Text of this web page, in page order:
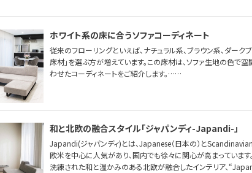
ホワイト系の床に合うソファコーディネート
従来のフローリングといえば、ナチュラル系、ブラウン系、ダー
床材」を選ぶ方が増えています。この床材は、ソファ生地の色で
わせたコーディネートをご紹介します。……
和と北欧の融合スタイル「ジャパンディ-Japandi-」
Japandi(ジャパンディ)とは、Japanese（日本の）とScandinavian
欧米を中心に人気があり、国内でも徐々に関心が高まっています
洗練された和と温かみのある北欧が融合したインテリア、